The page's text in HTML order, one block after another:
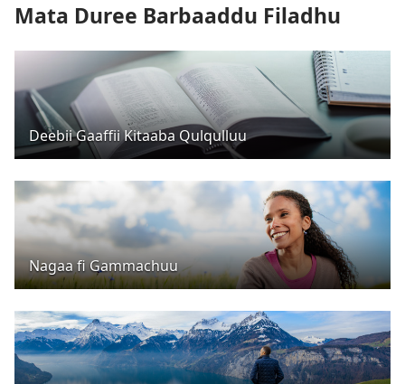
Mata Duree Barbaaddu Filadhu
Deebii Gaaffii Kitaaba Qulqulluu
Nagaa fi Gammachuu